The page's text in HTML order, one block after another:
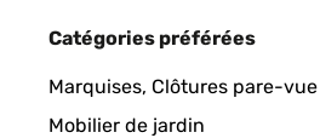
Catégories préférées
Marquises, Clôtures pare-vue
Mobilier de jardin